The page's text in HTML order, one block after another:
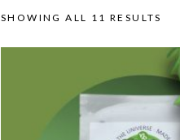
SHOWING ALL 11 RESULTS